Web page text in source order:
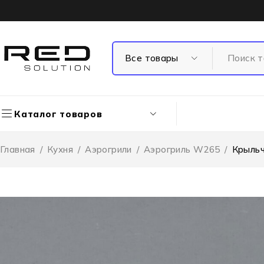
Каталог товаров
Главная / Кухня / Аэрогрили / Аэрогриль W265 /